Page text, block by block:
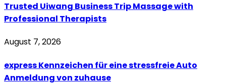
Trusted Uiwang Business Trip Massage with
Professional Therapists
August 7, 2026
express Kennzeichen für eine stressfreie Auto
Anmeldung von zuhause